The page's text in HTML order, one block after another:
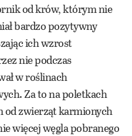
od krów, którym nie
bardzo pozytywny
ich wzrost
nie podczas
w roślinach
Za to na poletkach
od zwierząt karmionych
więcej węgla pobranego